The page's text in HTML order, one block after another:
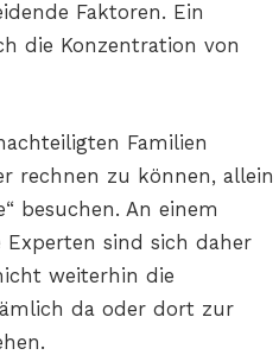
Faktoren. Ein
die Konzentration von
Familien
rechnen zu können, allein
besuchen. An einem
Experten sind sich daher
weiterhin die
da oder dort zur